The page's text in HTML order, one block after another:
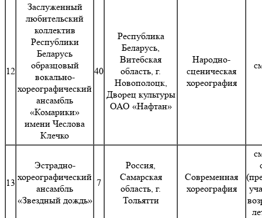
12
Заслуженный
любительский
коллектив
Республики
Беларусь
образцовый
вокально-
хореографический
ансамбль
«Комарики»
имени Чеслова
Клечко
40
Республика
Беларусь,
Витебская
область, г.
Новополоцк,
Дворец культуры
ОАО «Нафтан»
Народно-
сценическая
хореография
13
Эстрадно-
хореографический
ансамбль
«Звездный дождь»
7
Россия,
Самарская
область, г.
Тольятти
Современная
хореография